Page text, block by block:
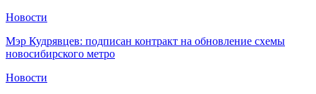
Новости
Мэр Кудрявцев: подписан контракт на обновление схемы
новосибирского метро
Новости